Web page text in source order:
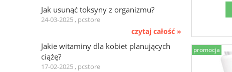
Jak usunąć toksyny z organizmu?
24-03-2025 , pcstore
czytaj całość »
Jakie witaminy dla kobiet planujących
ciążę?
17-02-2025 , pcstore
promocja